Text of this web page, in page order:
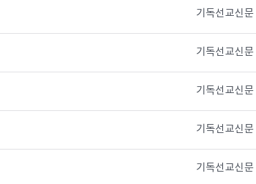
기독선교신
기독선교신
기독선교신
기독선교신
기독선교신